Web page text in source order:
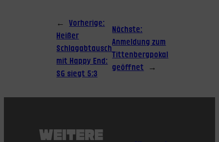
← Vorherige:
Heißer
Schlagabtausch
mit Happy End:
SG siegt 5:3
Nächste:
Anmeldung zum
Tittenbergpokal
geöffnet
→
WEITERE